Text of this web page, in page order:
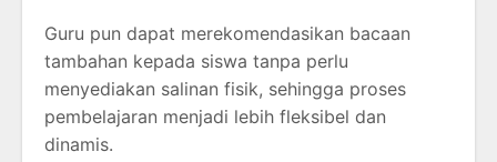
Guru pun dapat merekomendasikan bacaan
tambahan kepada siswa tanpa perlu
menyediakan salinan fisik, sehingga proses
pembelajaran menjadi lebih fleksibel dan
dinamis.